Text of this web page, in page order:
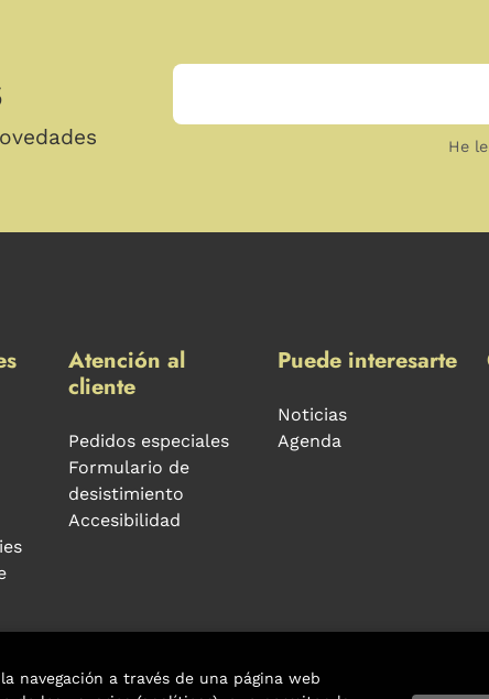
He
Atención al
cliente
Pedidos especiales
Formulario de
desistimiento
Accesibilidad
Puede interesarte
Noticias
Agenda
navegación a través de una página web